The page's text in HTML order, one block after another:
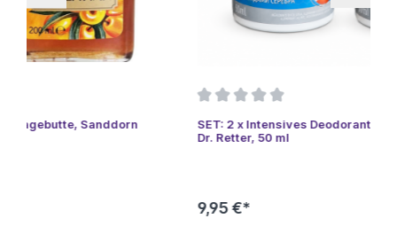
SET: 2 x Intensives Deodorant mit Silberkolloiden